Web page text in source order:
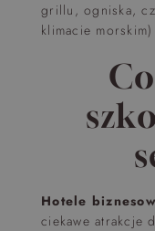
grillu, ogniska,
klimacie morskim)
Hotele
ciekawe atrakcje